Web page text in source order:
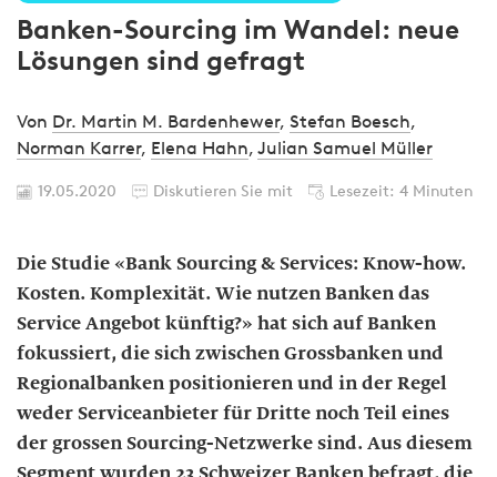
Banken-Sourcing im Wandel: neue
Lösungen sind gefragt
Von Dr. Martin M. Bardenhewer, Stefan Boesch,
Norman Karrer, Elena Hahn, Julian Samuel Müller
19.05.2020 Diskutieren Sie mit Lesezeit: 4 Minuten
Die Studie «Bank Sourcing & Services: Know-how.
Kosten. Komplexität. Wie nutzen Banken das
Service Angebot künftig?» hat sich auf Banken
fokussiert, die sich zwischen Grossbanken und
Regionalbanken positionieren und in der Regel
weder Serviceanbieter für Dritte noch Teil eines
der grossen Sourcing-Netzwerke sind. Aus diesem